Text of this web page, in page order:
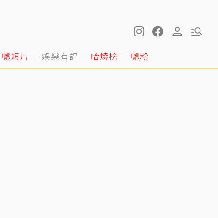
噓短片 娛樂有評 哈燒榜 噓粉